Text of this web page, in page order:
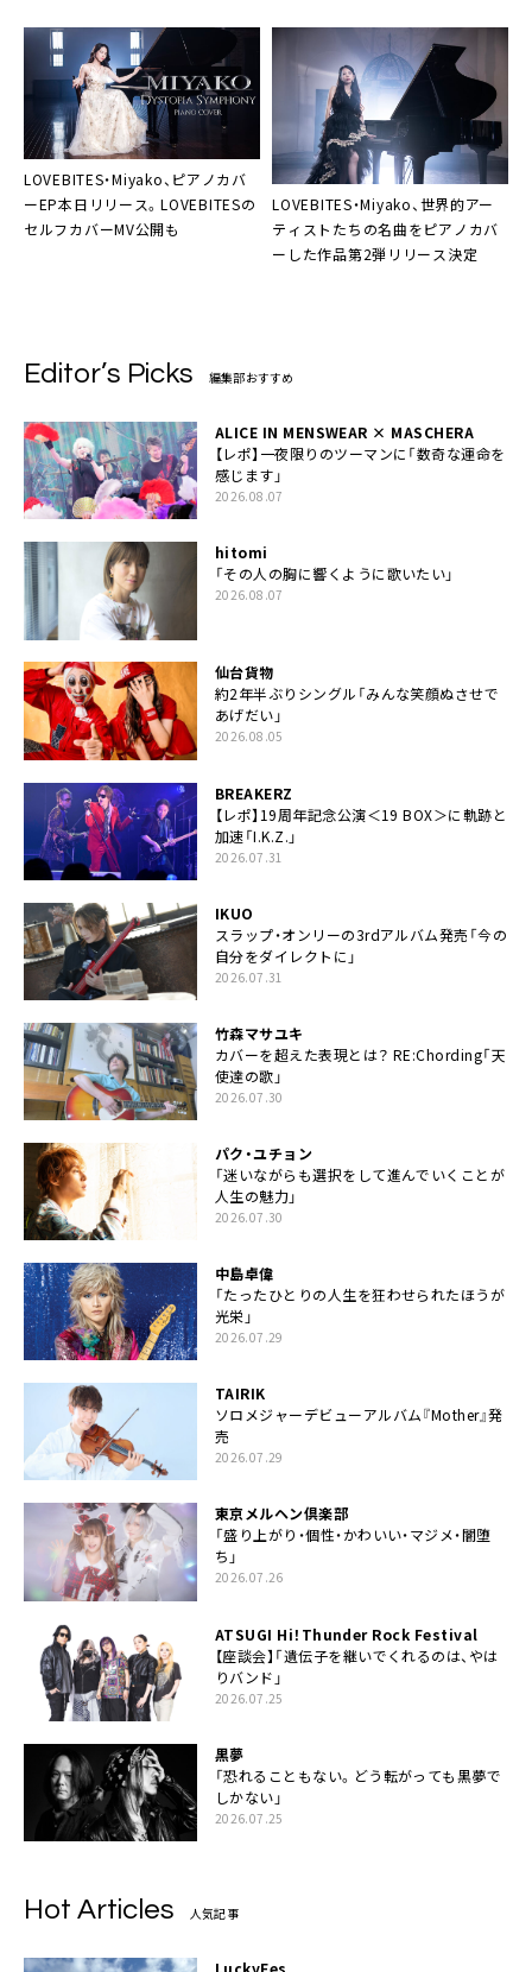
LOVEBITES・Miyako、ピアノカバ
ーEP本日リリース。LOVEBITESの
セルフカバーMV公開も
LOVEBITES・Miyako、世界的アー
ティストたちの名曲をピアノカバ
ーした作品第2弾リリース決定
Editor’s Picks 編集部おすすめ
ALICE IN MENSWEAR × MASCHERA
【レポ】一夜限りのツーマンに「数奇な運命を
感じます」
2026.08.07
hitomi
「その人の胸に響くように歌いたい」
2026.08.07
仙台貨物
約2年半ぶりシングル「みんな笑顔ぬさせで
あげだい」
2026.08.05
BREAKERZ
【レポ】19周年記念公演＜19 BOX＞に軌跡と
加速「I.K.Z.」
2026.07.31
IKUO
スラップ・オンリーの3rdアルバム発売「今の
自分をダイレクトに」
2026.07.31
竹森マサユキ
カバーを超えた表現とは？ RE:Chording「天
使達の歌」
2026.07.30
パク・ユチョン
「迷いながらも選択をして進んでいくことが
人生の魅力」
2026.07.30
中島卓偉
「たったひとりの人生を狂わせられたほうが
光栄」
2026.07.29
TAIRIK
ソロメジャーデビューアルバム『Mother』発
売
2026.07.29
東京メルヘン倶楽部
「盛り上がり・個性・かわいい・マジメ・闇堕
ち」
2026.07.26
ATSUGI Hi！Thunder Rock Festival
【座談会】「遺伝子を継いでくれるのは、やは
りバンド」
2026.07.25
黒夢
「恐れることもない。どう転がっても黒夢で
しかない」
2026.07.25
Hot Articles 人気記事
LuckyFes